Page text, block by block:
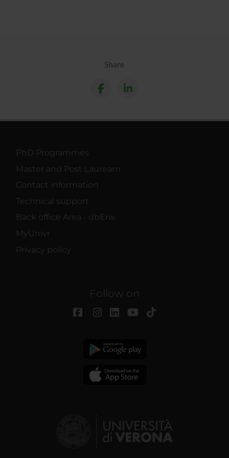
Share
PhD Programmes
Master and Post Lauream
Contact information
Technical support
Back office Area - dbErw
MyUnivr
Privacy policy
Follow on